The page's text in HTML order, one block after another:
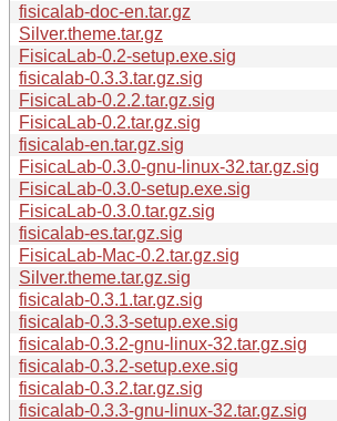
fisicalab-doc-en.tar.gz
Silver.theme.tar.gz
FisicaLab-0.2-setup.exe.sig
fisicalab-0.3.3.tar.gz.sig
FisicaLab-0.2.2.tar.gz.sig
FisicaLab-0.2.tar.gz.sig
fisicalab-en.tar.gz.sig
FisicaLab-0.3.0-gnu-linux-32.tar.gz.sig
FisicaLab-0.3.0-setup.exe.sig
FisicaLab-0.3.0.tar.gz.sig
fisicalab-es.tar.gz.sig
FisicaLab-Mac-0.2.tar.gz.sig
Silver.theme.tar.gz.sig
fisicalab-0.3.1.tar.gz.sig
fisicalab-0.3.3-setup.exe.sig
fisicalab-0.3.2-gnu-linux-32.tar.gz.sig
fisicalab-0.3.2-setup.exe.sig
fisicalab-0.3.2.tar.gz.sig
fisicalab-0.3.3-gnu-linux-32.tar.gz.sig